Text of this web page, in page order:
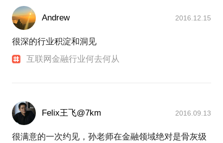
Andrew 2016.12.15
很深的行业积淀和洞见
互联网金融行业何去何从
Felix王飞@7km 2016.09.13
很满意的一次约见，孙老师在金融领域绝对是骨灰级